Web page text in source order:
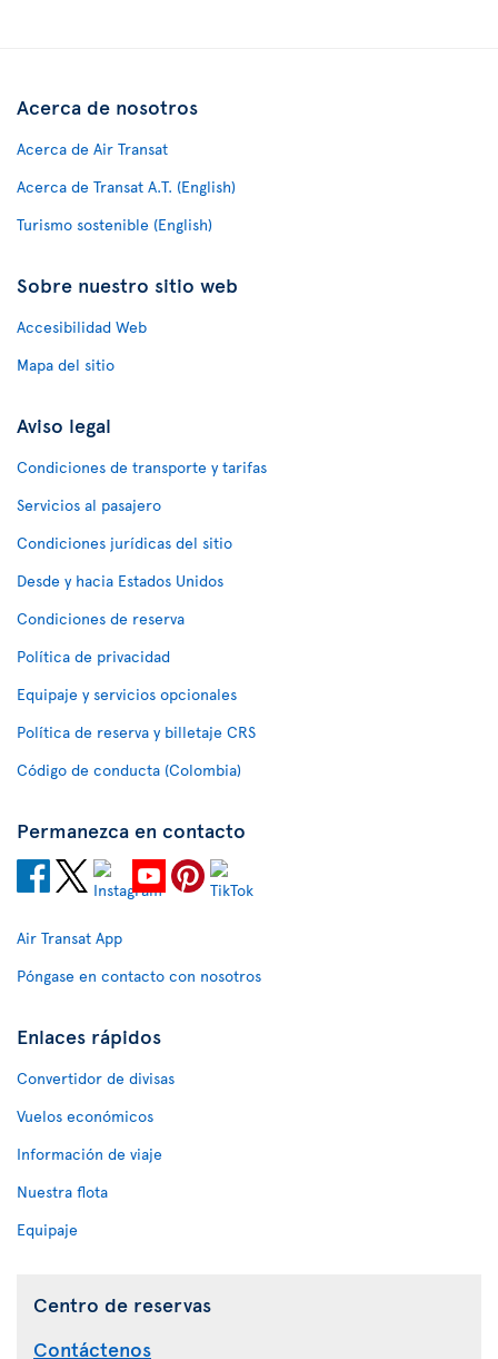
Acerca de nosotros
Acerca de Air Transat
Acerca de Transat A.T. (English)
Turismo sostenible (English)
Sobre nuestro sitio web
Accesibilidad Web
Mapa del sitio
Aviso legal
Condiciones de transporte y tarifas
Servicios al pasajero
Condiciones jurídicas del sitio
Desde y hacia Estados Unidos
Condiciones de reserva
Política de privacidad
Equipaje y servicios opcionales
Política de reserva y billetaje CRS
Código de conducta (Colombia)
Permanezca en contacto
Air Transat App
Póngase en contacto con nosotros
Enlaces rápidos
Convertidor de divisas
Vuelos económicos
Información de viaje
Nuestra flota
Equipaje
Centro de reservas
Contáctenos